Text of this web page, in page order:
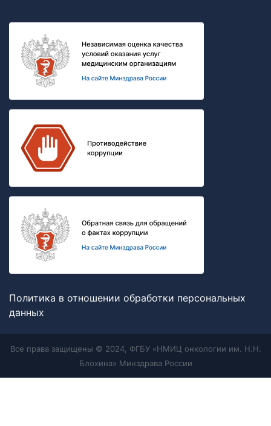
Политика в отношении обработки персональных
данных
Все права защищены © 2024, ФГБУ «НМИЦ онкологии им. Н.Н.
Блохина» Минздрава России